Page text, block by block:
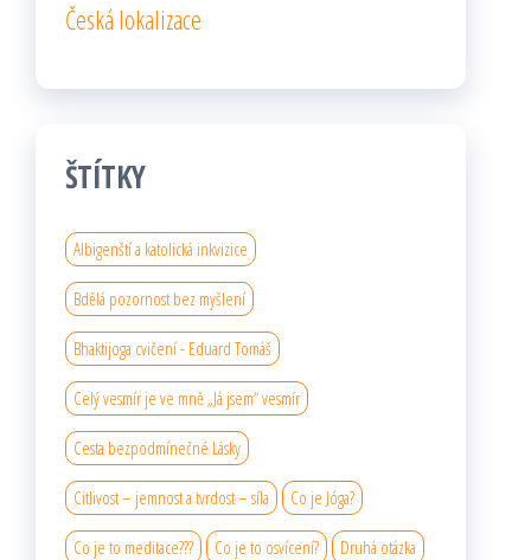
Česká lokalizace
ŠTÍTKY
Albigenští a katolická inkvizice
Bdělá pozornost bez myšlení
Bhaktijoga cvičení - Eduard Tomáš
Celý vesmír je ve mně „Já jsem“ vesmír
Cesta bezpodmínečné Lásky
Citlivost – jemnost a tvrdost – síla Co je Jóga?
Co je to meditace??? Co je to osvícení? Druhá otázka